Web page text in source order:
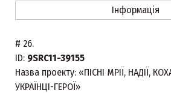
Інформація
# 26.
ID: 9SRC11-39155
Назва проекту: «ПІСНІ МРІЇ, НАДІЇ,
УКРАЇНЦІ-ГЕРОЇ»